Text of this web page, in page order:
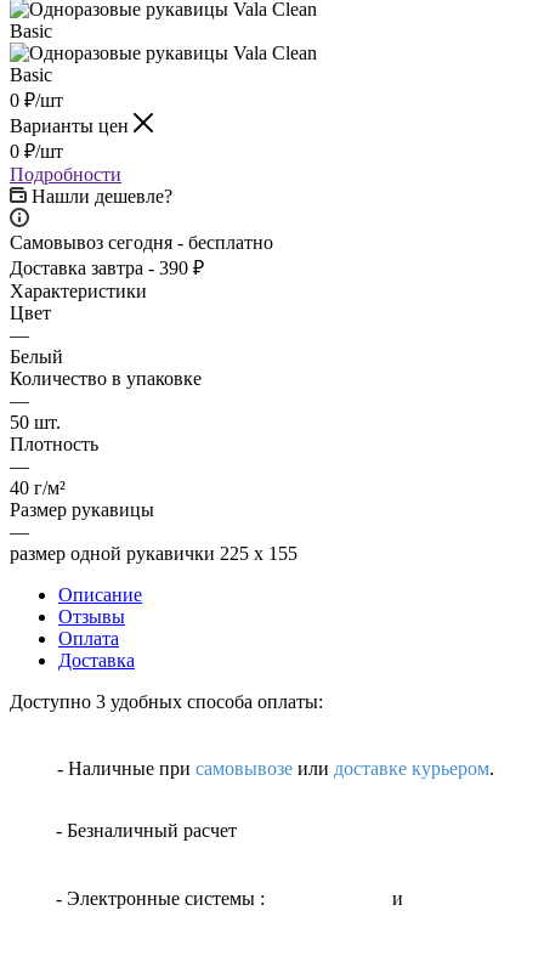
0 ₽/шт
Варианты цен
0 ₽/шт
Подробности
Нашли дешевле?
Самовывоз сегодня - бесплатно
Доставка завтра - 390 ₽
Характеристики
Цвет
—
Белый
Количество в упаковке
—
50 шт.
Плотность
—
40 г/м²
Размер рукавицы
—
размер одной рукавички 225 х 155
Описание
Отзывы
Оплата
Доставка
Доступно 3 удобных способа оплаты:
- Наличные при самовывозе или доставке курьером.
- Безналичный расчет
- Электронные системы : и